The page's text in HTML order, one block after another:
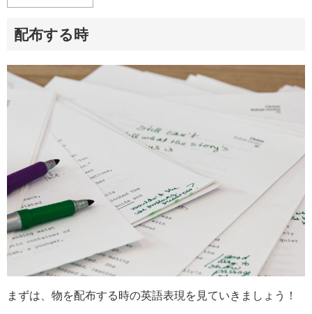
配布する時
まずは、物を配布する時の英語表現を見ていきましょう！